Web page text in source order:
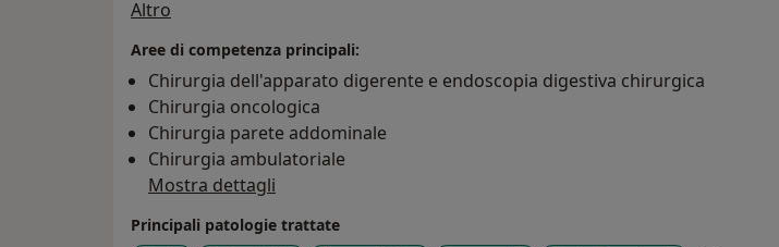
Altro
Aree di competenza principali:
Chirurgia dell'apparato digerente e endoscopia digestiva chirurgica
Chirurgia oncologica
Chirurgia parete addominale
Chirurgia ambulatoriale
Mostra dettagli
Principali patologie trattate